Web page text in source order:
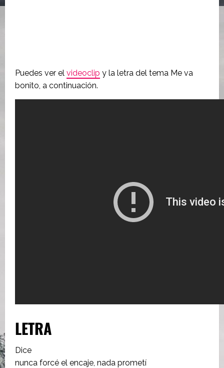
Puedes ver el videoclip y la letra del tema Me va
bonito, a continuación.
LETRA
Dice
nunca forcé el encaje, nada prometí